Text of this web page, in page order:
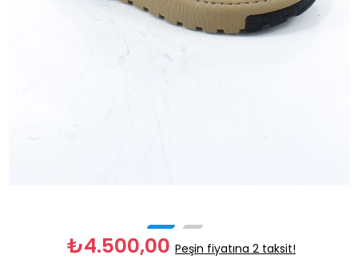
₺4.500,00 Peşin fiyatına 2 taksit!